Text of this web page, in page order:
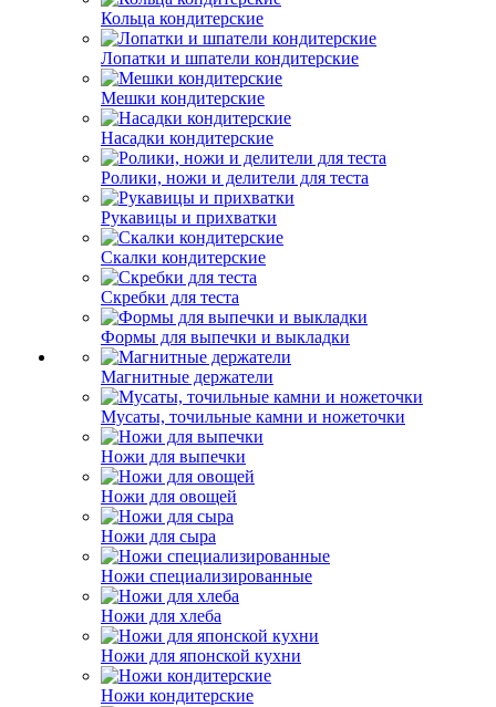
Кольца кондитерские
Лопатки и шпатели кондитерские
Мешки кондитерские
Насадки кондитерские
Ролики, ножи и делители для теста
Рукавицы и прихватки
Скалки кондитерские
Скребки для теста
Формы для выпечки и выкладки
Магнитные держатели
Мусаты, точильные камни и ножеточки
Ножи для выпечки
Ножи для овощей
Ножи для сыра
Ножи специализированные
Ножи для хлеба
Ножи для японской кухни
Ножи кондитерские